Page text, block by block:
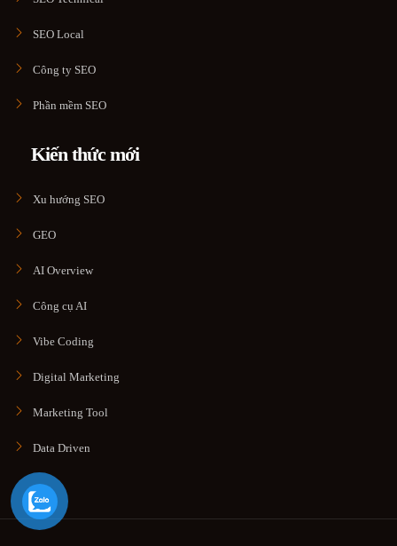
SEO Local
Công ty SEO
Phần mềm SEO
Kiến thức mới
Xu hướng SEO
GEO
AI Overview
Công cụ AI
Vibe Coding
Digital Marketing
Marketing Tool
Data Driven